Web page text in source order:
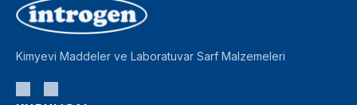
Kimyevi Maddeler ve Laboratuvar Sarf Malzemeleri